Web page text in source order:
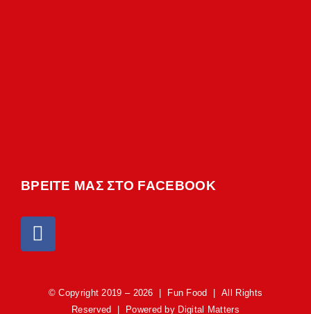
ΒΡΕΙΤΕ ΜΑΣ ΣΤΟ FACEBOOK
© Copyright 2019 – 2026 | Fun Food | All Rights
Reserved | Powered by Digital Matters